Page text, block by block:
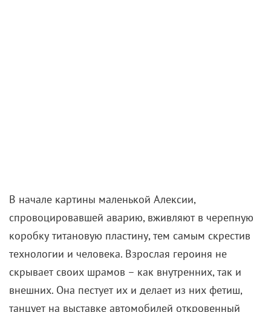
В начале картины маленькой Алексии,
спровоцировавшей аварию, вживляют в черепную
коробку титановую пластину, тем самым скрестив
технологии и человека. Взрослая героиня не
скрывает своих шрамов – как внутренних, так и
внешних. Она пестует их и делает из них фетиш,
танцует на выставке автомобилей откровенный